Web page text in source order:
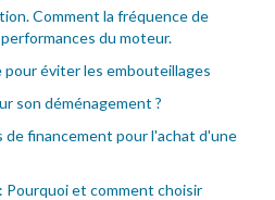
Comment la fréquence de
du moteur.
éviter les embouteillages
son déménagement ?
financement pour l'achat d'une
Pourquoi et comment choisir